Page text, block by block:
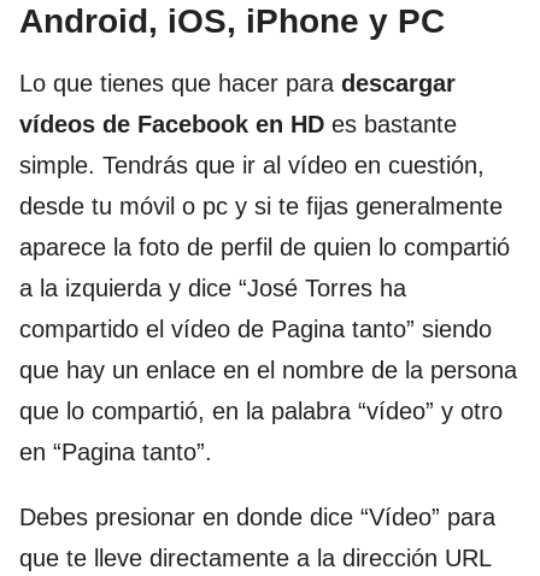
Android, iOS, iPhone y PC
Lo que tienes que hacer para descargar
vídeos de Facebook en HD es bastante
simple. Tendrás que ir al vídeo en cuestión,
desde tu móvil o pc y si te fijas generalmente
aparece la foto de perfil de quien lo compartió
a la izquierda y dice “José Torres ha
compartido el vídeo de Pagina tanto” siendo
que hay un enlace en el nombre de la persona
que lo compartió, en la palabra “vídeo” y otro
en “Pagina tanto”.
Debes presionar en donde dice “Vídeo” para
que te lleve directamente a la dirección URL